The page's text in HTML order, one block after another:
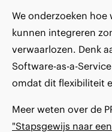
We onderzoeken
kunnen integreren
verwaarlozen. Denk
Software-as-a-
omdat dit flexibiliteit
Meer weten over de
"Stapsgewijs naar